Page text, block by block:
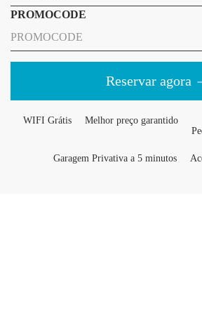
PROMOCODE
Reservar agora
WIFI Grátis
Melhor preço garantido
Garagem Privativa a 5 minutos